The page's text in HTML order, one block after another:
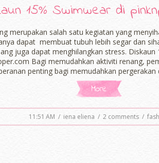
15% Swimwear di
merupakan salah satu kegiatan yang
dapat membuat tubuh lebih segar dan
juga dapat menghilangkan stress. Diskaun
Bagi memudahkan aktiviti renang,
penting bagi memudahkan pergerakan
More
11:51 AM / iena eliena / 2 comments /